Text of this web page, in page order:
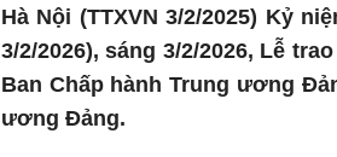
Hà Nội (TTXVN 3/2/2025) Kỷ
3/2/2026), sáng 3/2/2026, Lễ
Ban Chấp hành Trung ương
ương Đảng.